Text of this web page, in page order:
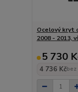
Ocelový kryt
2008 - 2013,
5 730
4 736 Kčbez